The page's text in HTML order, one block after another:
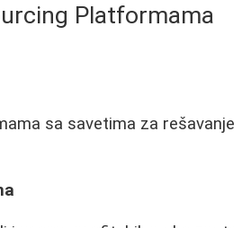
Platformama
sa savetima za rešavanje